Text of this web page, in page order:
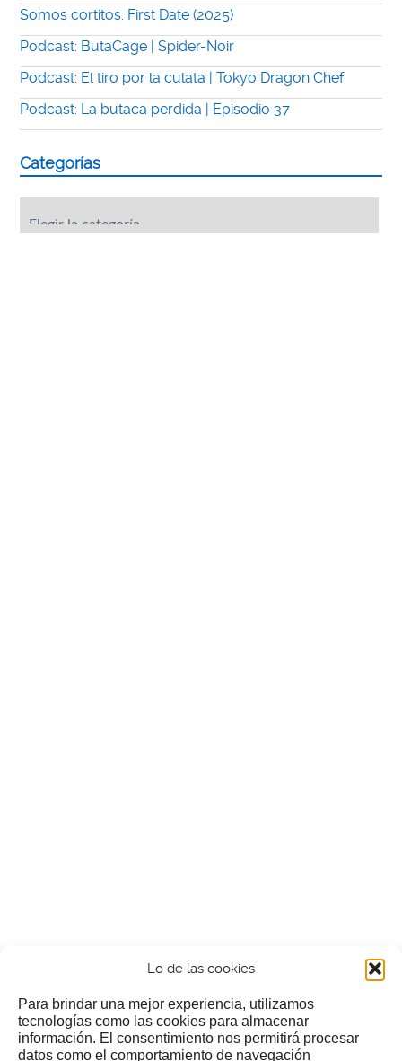
Lo de las cookies
Para brindar una mejor experiencia, utilizamos
tecnologías como las cookies para almacenar
información. El consentimiento nos permitirá procesar
datos como el comportamiento de navegación
Somos cortitos: First Date (2025)
Podcast: ButaCage | Spider-Noir
Podcast: El tiro por la culata | Tokyo Dragon Chef
Podcast: La butaca perdida | Episodio 37
Categorías
¿Nos invitas a un cafecillo?